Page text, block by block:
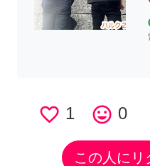
favorite_border 1 tag_faces 0
この人にリ